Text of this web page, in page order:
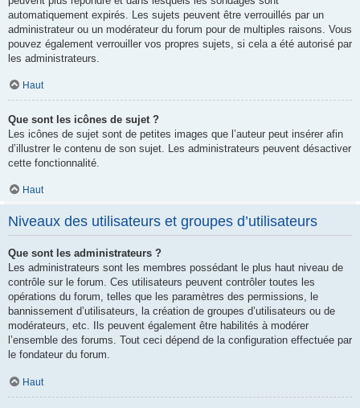
automatiquement expirés. Les sujets peuvent être verrouillés par un
administrateur ou un modérateur du forum pour de multiples raisons. Vous
pouvez également verrouiller vos propres sujets, si cela a été autorisé par
les administrateurs.
Haut
Que sont les icônes de sujet ?
Les icônes de sujet sont de petites images que l’auteur peut insérer afin
d’illustrer le contenu de son sujet. Les administrateurs peuvent désactiver
cette fonctionnalité.
Haut
Niveaux des utilisateurs et groupes d’utilisateurs
Que sont les administrateurs ?
Les administrateurs sont les membres possédant le plus haut niveau de
contrôle sur le forum. Ces utilisateurs peuvent contrôler toutes les
opérations du forum, telles que les paramètres des permissions, le
bannissement d’utilisateurs, la création de groupes d’utilisateurs ou de
modérateurs, etc. Ils peuvent également être habilités à modérer
l’ensemble des forums. Tout ceci dépend de la configuration effectuée par
le fondateur du forum.
Haut